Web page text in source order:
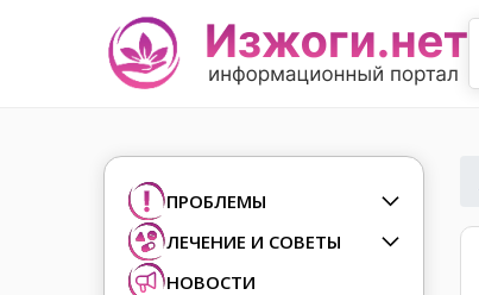
ПРОБЛЕМЫ
ЛЕЧЕНИЕ И СОВЕТЫ
НОВОСТИ